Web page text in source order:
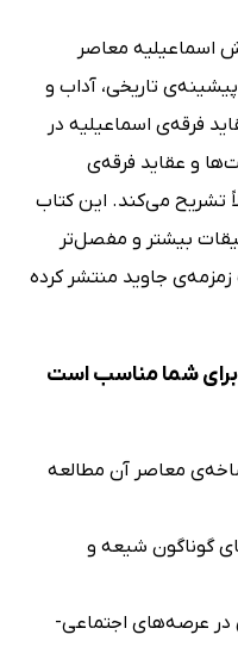
اسماعیلیه معاصر
تاریخی، آداب و
فرقه‌ی اسماعیلیه در
و عقاید فرقه‌ی
تشریح می‌کند. این کتاب
بیشتر و مفصل‌تر
زمزمه‌ی جاوید منتشر کرده
شما مناسب است
معاصر آن مطالعه
گوناگون شیعه و
عرصه‌های اجتماعی-